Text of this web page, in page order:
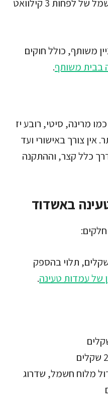
ומעלה, נדרשת תשתית חשמל של לפחות 3 קילוואט
משותף, כולל חוקים
בבית משותף.
מרינה, סיטי, רובע יז
אין צורך באישורי ועד
כלל קצר, וההתקנה
באשדוד
3,500 שקלים, תלוי בהספק
של עמדות טעינה.
מלוח חשמל, שדרוג